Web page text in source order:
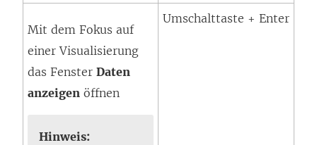
Mit dem Fokus auf
einer Visualisierung
das Fenster Daten
anzeigen öffnen
Hinweis:
Umschalttaste + Enter